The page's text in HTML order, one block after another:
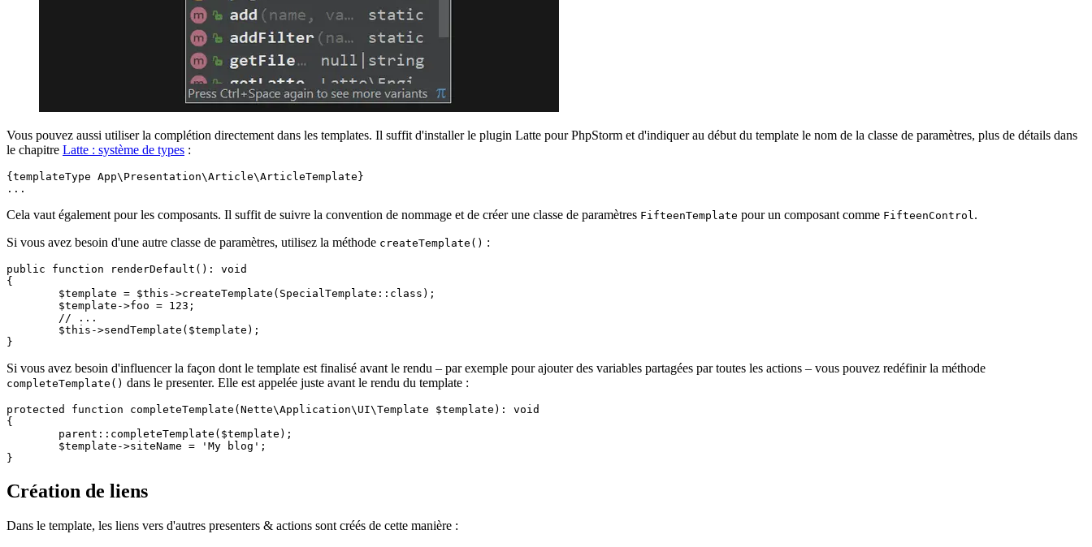
Vous pouvez aussi utiliser la complétion directement dans les templates. Il suffit d'installer le plugin Latte pour PhpStorm et d'indiquer au début du template le nom de la classe de paramètres, plus de détails dans
le chapitre Latte : système de types :
{templateType App\Presentation\Article\ArticleTemplate}
Cela vaut également pour les composants. Il suffit de suivre la convention de nommage et de créer une classe de paramètres FifteenTemplate pour un composant comme FifteenControl .
Si vous avez besoin d'une autre classe de paramètres, utilisez la méthode createTemplate() :
public function renderDefault(): void
{
Si vous avez besoin d'influencer la façon dont le template est finalisé avant le rendu – par exemple pour ajouter des variables partagées par toutes les actions – vous pouvez redéfinir la méthode
completeTemplate() dans le presenter. Elle est appelée juste avant le rendu du template :
protected function completeTemplate(Nette\Application\UI\Template $template): void
{
Création de liens
Dans le template, les liens vers d'autres presenters & actions sont créés de cette manière :